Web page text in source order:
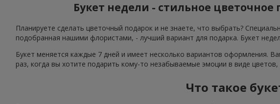
Букет недели - стильное
Планируете сделать цветочный подарок и не знаете, что выбрать?
подобранная нашими флористами, - лучший вариант для подарка. Букет
Букет меняется каждые 7 дней и имеет несколько вариантов оформления.
раз, когда вы хотите подарить кому-то незабываемые эмоции в виде
Что такое